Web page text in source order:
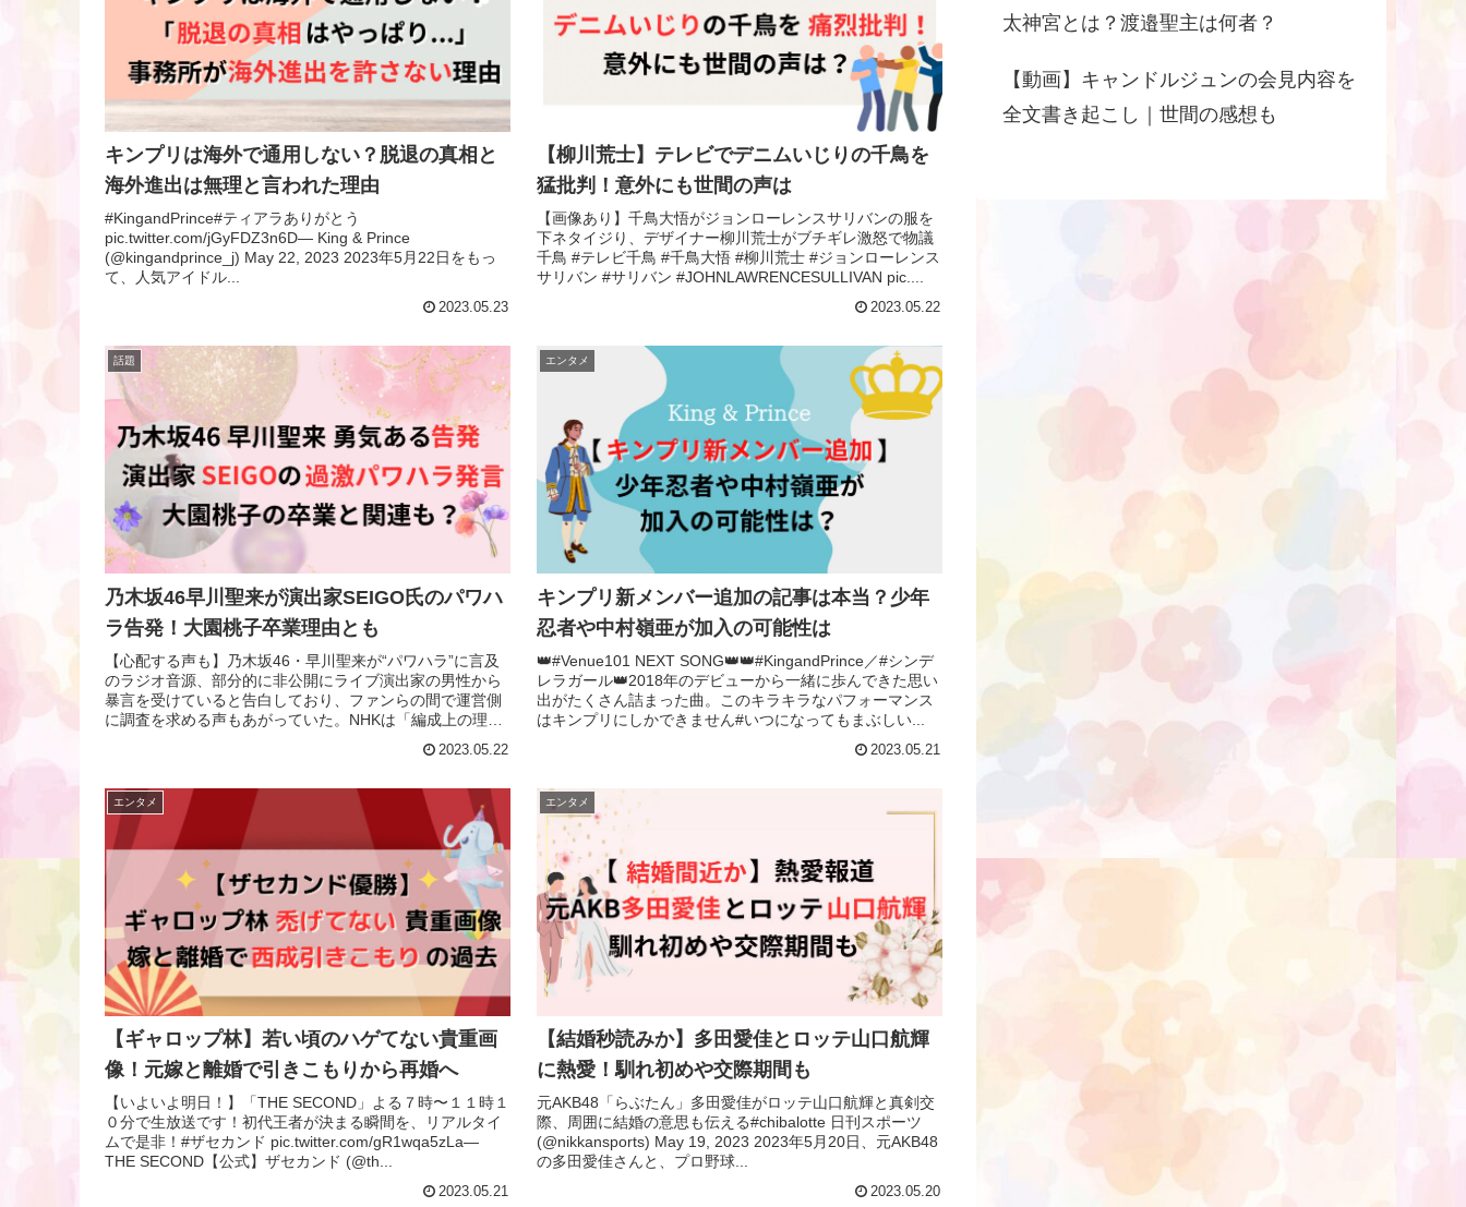
キンプリは海外で通用しない？脱退の真相と
海外進出は無理と言われた理由
#KingandPrince#ティアラありがとう
pic.twitter.com/jGyFDZ3n6D— King & Prince
(@kingandprince_j) May 22, 2023 2023年5月22日をもっ
て、人気アイドル...
2023.05.23
【柳川荒士】テレビでデニムいじりの千鳥を
猛批判！意外にも世間の声は
【画像あり】千鳥大悟がジョンローレンスサリバンの服を
下ネタイジり、デザイナー柳川荒士がブチギレ激怒で物議
千鳥 #テレビ千鳥 #千鳥大悟 #柳川荒士 #ジョンローレンス
サリバン #サリバン #JOHNLAWRENCESULLIVAN pic....
2023.05.22
話題
乃木坂46早川聖来が演出家SEIGO氏のパワハ
ラ告発！大園桃子卒業理由とも
【心配する声も】乃木坂46・早川聖来が“パワハラ”に言及
のラジオ音源、部分的に非公開にライブ演出家の男性から
暴言を受けていると告白しており、ファンらの間で運営側
に調査を求める声もあがっていた。NHKは「編成上の理由
2023.05.22
エンタメ
キンプリ新メンバー追加の記事は本当？少年
忍者や中村嶺亜が加入の可能性は
👑#Venue101 NEXT SONG👑👑#KingandPrince／#シンデ
レラガール👑2018年のデビューから一緒に歩んできた思い
出がたくさん詰まった曲。このキラキラなパフォーマンス
はキンプリにしかできません#いつになってもまぶしい...
2023.05.21
エンタメ
【ギャロップ林】若い頃のハゲてない貴重画
像！元嫁と離婚で引きこもりから再婚へ
【いよいよ明日！】「THE SECOND」よる７時〜１１時１
０分で生放送です！初代王者が決まる瞬間を、リアルタイ
ムで是非！#ザセカンド pic.twitter.com/gR1wqa5zLa—
THE SECOND【公式】ザセカンド (@th...
2023.05.21
エンタメ
【結婚秒読みか】多田愛佳とロッテ山口航輝
に熱愛！馴れ初めや交際期間も
元AKB48「らぶたん」多田愛佳がロッテ山口航輝と真剣交
際、周囲に結婚の意思も伝える#chibalotte 日刊スポーツ
(@nikkansports) May 19, 2023 2023年5月20日、元AKB48
の多田愛佳さんと、プロ野球...
2023.05.20
太神宮とは？渡邉聖主は何者？
【動画】キャンドルジュンの会見内容を
全文書き起こし｜世間の感想も